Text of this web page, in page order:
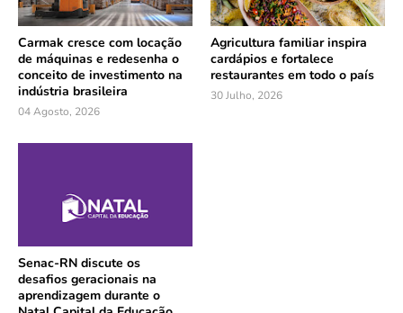
Carmak cresce com locação
de máquinas e redesenha o
conceito de investimento na
indústria brasileira
04 Agosto, 2026
Agricultura familiar inspira
cardápios e fortalece
restaurantes em todo o país
30 Julho, 2026
Senac-RN discute os
desafios geracionais na
aprendizagem durante o